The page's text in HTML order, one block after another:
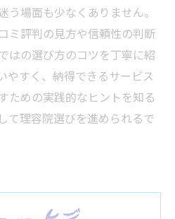
う場面も少なくありません。
ミ評判の見方や信頼性の判断
はの選び方のコツを丁寧に紹
やすく、納得できるサービス
ための実践的なヒントを知る
て理容院選びを進められるで